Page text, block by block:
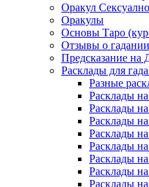
Оракул
Оракулы
Основы Таро
Отзывы о
Предсказание
Расклады для
Разные
Расклады
Расклады
Расклады
Расклады
Расклады
Расклады
Расклады
Расклады